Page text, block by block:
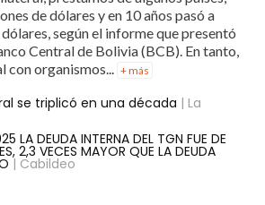
de dólares y en 10 años pasó a
según el informe que presentó
Central de Bolivia (BCB). En tanto,
organismos...
+ más
se triplicó en una década | La
LA DEUDA INTERNA DEL TGN FUE DE
2,3 VECES MAYOR QUE LA DEUDA
| Cabildeo